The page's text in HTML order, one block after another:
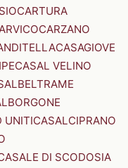
CARTURA
CARZANO
CASAGIOVE
CASAL VELINO
UNITICASALCIPRANO
DI SCODOSIA